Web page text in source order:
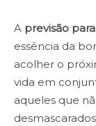
A previsão
essência da
acolher o
vida em
aqueles que